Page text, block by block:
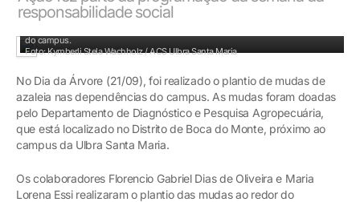
responsabilidade social
do campus.
Foto: Kymberli Stela Wachholz / ACS Ulbra Santa Maria
No Dia da Árvore (21/09), foi realizado o plantio de mudas de
azaleia nas dependências do campus. As mudas foram doadas
pelo Departamento de Diagnóstico e Pesquisa Agropecuária,
que está localizado no Distrito de Boca do Monte, próximo ao
campus da Ulbra Santa Maria.
Os colaboradores Florencio Gabriel Dias de Oliveira e Maria
Lorena Essi realizaram o plantio das mudas ao redor do